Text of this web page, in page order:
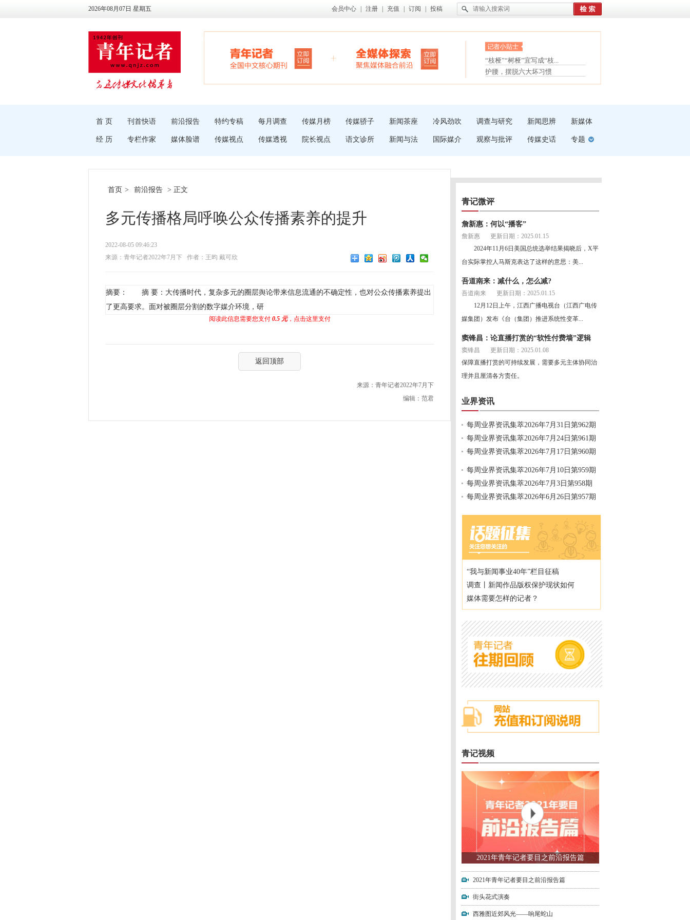
2026年08月07日 星期五 会员中心 注册 充值 订阅 投稿
眼白变红或是结膜下出血
“枝桠”“树桠”宜写成“枝...
夏天缓解疲劳有三招
护腰，摆脱六大坏习惯
受伤了冰敷还是热敷
首 页 刊首快语 前沿报告 特约专稿 每月调查 传媒月榜 传媒骄子 新闻茶座 冷风劲吹 调查与研究 新闻思辨 新媒体
经 历 专栏作家 媒体脸谱 传媒视点 传媒透视 院长视点 语文诊所 新闻与法 国际媒介 观察与批评 传媒史话 专题
首页 > 前沿报告 > 正文
多元传播格局呼唤公众传播素养的提升
2022-08-05 09:46:23
来源：青年记者2022年7月下
作者：王昀 戴可欣
摘要： 摘 要：大传播时代，复杂多元的圈层舆论带来信息流通的不确定性，也对公众传播素养提出
了更高要求。面对被圈层分割的数字媒介环境，研
阅读此信息需要您支付 0.5 元，点击这里支付
返回顶部
来源：青年记者2022年7月下
编辑：范君
青记微评
詹新惠：何以“播客”
詹新惠
更新日期：2025.01.15
2024年11月6日美国总统选举结果揭晓后，X平
台实际掌控人马斯克表达了这样的意思：美...
吾道南来：减什么，怎么减?
吾道南来
更新日期：2025.01.15
12月12日上午，江西广播电视台（江西广电传
媒集团）发布《台（集团）推进系统性变革...
窦锋昌：论直播打赏的“软性付费墙”逻辑
窦锋昌
更新日期：2025.01.08
保障直播打赏的可持续发展，需要多元主体协同治
理并且厘清各方责任。
业界资讯
每周业界资讯集萃2026年7月31日第962期
每周业界资讯集萃2026年7月24日第961期
每周业界资讯集萃2026年7月17日第960期
每周业界资讯集萃2026年7月10日第959期
每周业界资讯集萃2026年7月3日第958期
每周业界资讯集萃2026年6月26日第957期
“我与新闻事业40年”栏目征稿
调查丨新闻作品版权保护现状如何
媒体需要怎样的记者？
青记视频
2021年青年记者要目之前沿报告篇
2021年青年记者要目之前沿报告篇
街头花式演奏
西雅图近郊风光——响尾蛇山